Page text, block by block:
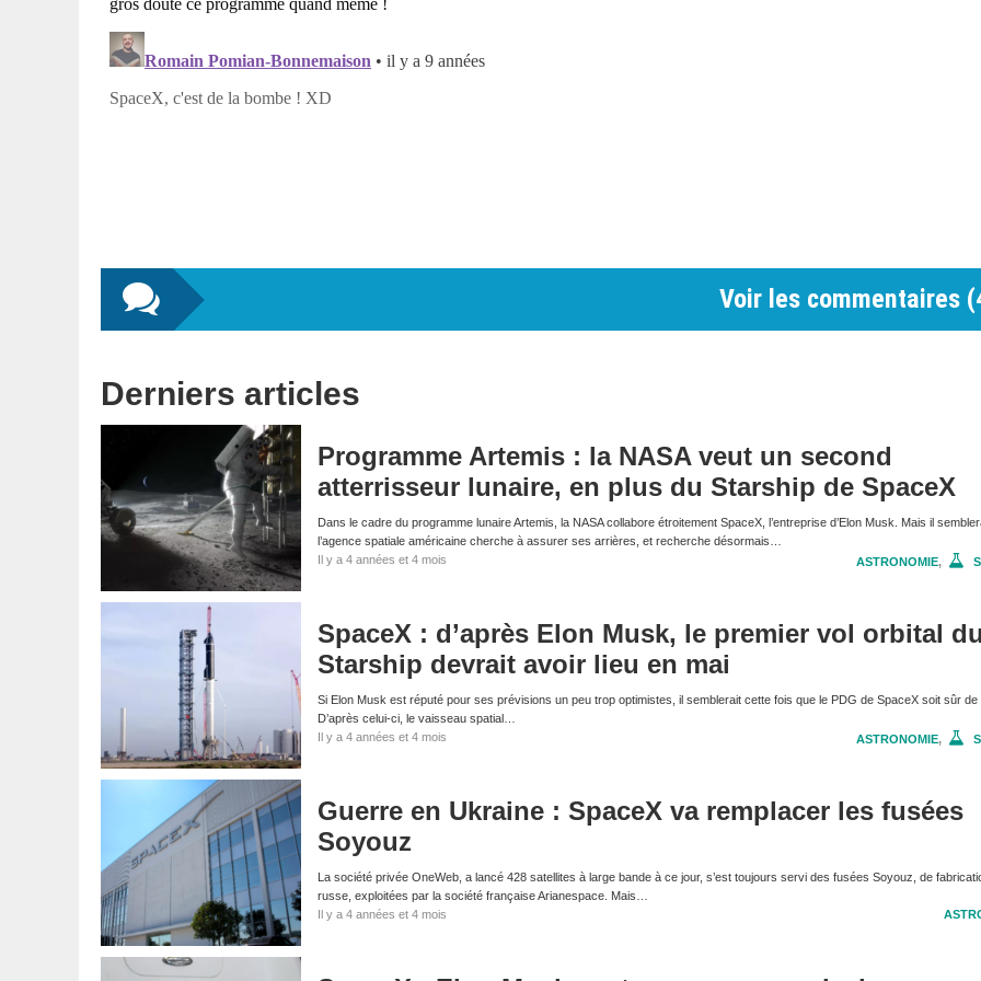
Voir les commentaires (
Derniers articles
Programme Artemis : la NASA veut un second
atterrisseur lunaire, en plus du Starship de SpaceX
Dans le cadre du programme lunaire Artemis, la NASA collabore étroitement SpaceX, l’entreprise d’Elon Musk. Mais il
l’agence spatiale américaine cherche à assurer ses arrières, et recherche désormais…
Il y a 4 années et 4 mois
ASTRONOMIE,
SpaceX : d’après Elon Musk, le premier vol orbital
Starship devrait avoir lieu en mai
Si Elon Musk est réputé pour ses prévisions un peu trop optimistes, il semblerait cette fois que le PDG de SpaceX soit sûr de
D’après celui-ci, le vaisseau spatial…
Il y a 4 années et 4 mois
ASTRONOMIE,
Guerre en Ukraine : SpaceX va remplacer les fusées
Soyouz
La société privée OneWeb, a lancé 428 satellites à large bande à ce jour, s’est toujours servi des fusées Soyouz, de
russe, exploitées par la société française Arianespace. Mais…
Il y a 4 années et 4 mois